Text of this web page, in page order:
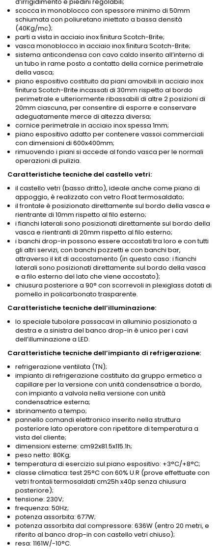
d’irrigidimento e piedini regolabili;
scocca in monoblocco con spessore minimo di 50mm
schiumata con poliuretano iniettato a bassa densità
(40Kg/mc);
parti a vista in acciaio inox ﬁnitura Scotch-Brite;
vasca monoblocco in acciaio inox ﬁnitura Scotch-Brite;
sistema anticondensa con cavo caldo inserito all’interno di
un tubo in rame posto a contatto della cornice perimetrale
della vasca;
piano espositivo costituito da piani amovibili in acciaio inox
ﬁnitura Scotch-Brite incassati di 30mm rispetto al bordo
perimetrale e ulteriormente ribassabili di altre 2 posizioni di
20mm ciascuna, per consentire di esporre e conservare
adeguatamente merce di altezza diversa;
cornice perimetrale in acciaio inox spessa 1mm;
piano espositivo adatto per contenere vassoi commerciali
con dimensioni di 600x400mm;
rimuovendo i piani si accede al fondo vasca per le normali
operazioni di pulizia.
Caratteristiche tecniche del castello vetri:
il castello vetri (basso dritto), ideale anche come piano di
appoggio, è realizzato con vetro Float termosaldato;
il frontale è posizionato direttamente sul bordo della vasca e
rientrante di 10mm rispetto al filo esterno;
i fianchi laterali sono posizionati direttamente sul bordo della
vasca e rientranti di 20mm rispetto al filo esterno;
i banchi drop-in possono essere accostati tra loro e con tutti
gli altri servizi, con banchi pozzetti e con banchi bar,
attraverso il kit di accostamento (in questo caso: i fianchi
laterali sono posizionati direttamente sul bordo della vasca
e a filo esterno del lato che viene accostato);
chiusura posteriore a 90° con scorrevoli in plexiglass dotati di
pomello in policarbonato trasparente.
Caratteristiche tecniche dell’illuminazione:
lo speciale tubolare passacavi in alluminio posizionato a
destra e a sinistra del banco drop-in è unico per i cavi
dell’illuminazione a LED.
Caratteristiche tecniche dell’impianto di refrigerazione:
refrigerazione ventilata (TN);
impianto di refrigerazione costituito da gruppo ermetico a
capillare per la versione con unità condensatrice a bordo,
con impianto a valvola nella versione con unità
condensatrice esterna;
sbrinamento a tempo;
pannello comandi elettronico inserito nella struttura
posteriore lato operatore con ripetitore di temperatura a
vista del cliente;
dimensioni esterne: cm92x81.5x115.1h;
peso netto: 80Kg;
temperatura di esercizio sul piano espositivo: +3°C/+8°C;
classe climatica: test 25°C con 60% U.R (prove effettuate con
vetri frontali termosaldati cm25h x40p senza chiusura
posteriore);
tensione: 230V;
frequenza: 50Hz;
potenza assorbita: 677W;
potenza assorbita dal compressore: 636W (entro 20 metri, e
riferito al banco drop-in con castello vetri chiuso);
resa: 1161W/-10°C.